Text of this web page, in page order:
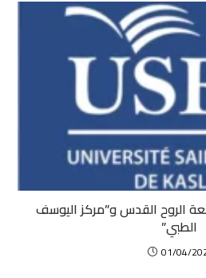
الروح القدس و”مركز اليوسف
الطبي”
01/04/